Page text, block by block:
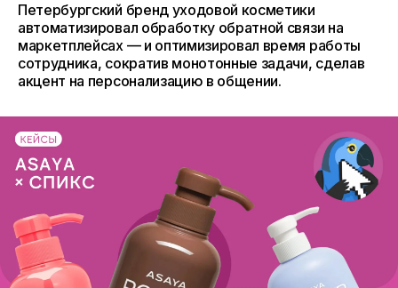
Петербургский бренд уходовой косметики
автоматизировал обработку обратной связи на
маркетплейсах — и оптимизировал время работы
сотрудника, сократив монотонные задачи, сделав
акцент на персонализацию в общении.